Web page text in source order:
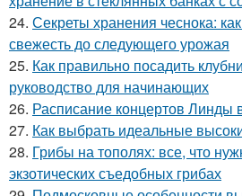
24. Секреты хранения чеснока:
свежесть до следующего урожая
25. Как правильно посадить
руководство для начинающих
26. Расписание концертов Линды
27. Как выбрать идеальные
28. Грибы на тополях: все, что
экзотических съедобных грибах